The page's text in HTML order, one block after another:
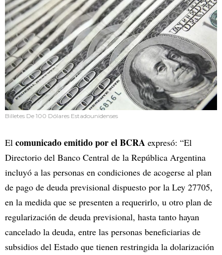
Billetes De 100 Dólares Estadounidenses
El comunicado emitido por el BCRA expresó: “El
Directorio del Banco Central de la República Argentina
incluyó a las personas en condiciones de acogerse al plan
de pago de deuda previsional dispuesto por la Ley 27705,
en la medida que se presenten a requerirlo, u otro plan de
regularización de deuda previsional, hasta tanto hayan
cancelado la deuda, entre las personas beneficiarias de
subsidios del Estado que tienen restringida la dolarización